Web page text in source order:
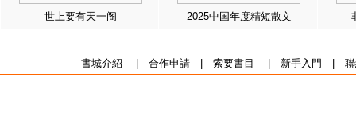
世上要有天一阁 2025中国年度精短散文
書城介紹 合作申請| 索要書目 新手入門